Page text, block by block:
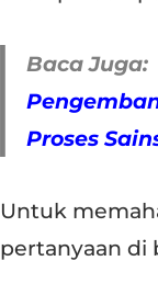
Baca Juga:
Proses
Untuk
pertanyaan di